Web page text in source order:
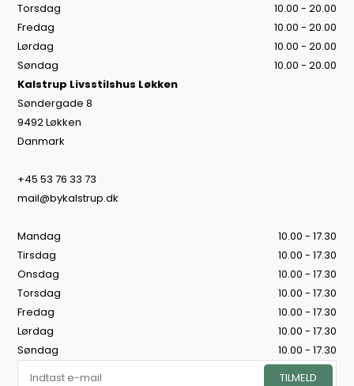
Torsdag
10.00 - 20.00
Fredag
10.00 - 20.00
Lørdag
10.00 - 20.00
Søndag
10.00 - 20.00
Kalstrup Livsstilshus Løkken
Søndergade 8
9492 Løkken
Danmark
+45 53 76 33 73
mail@bykalstrup.dk
Mandag
10.00 - 17.30
Tirsdag
10.00 - 17.30
Onsdag
10.00 - 17.30
Torsdag
10.00 - 17.30
Fredag
10.00 - 17.30
Lørdag
10.00 - 17.30
Søndag
10.00 - 17.30